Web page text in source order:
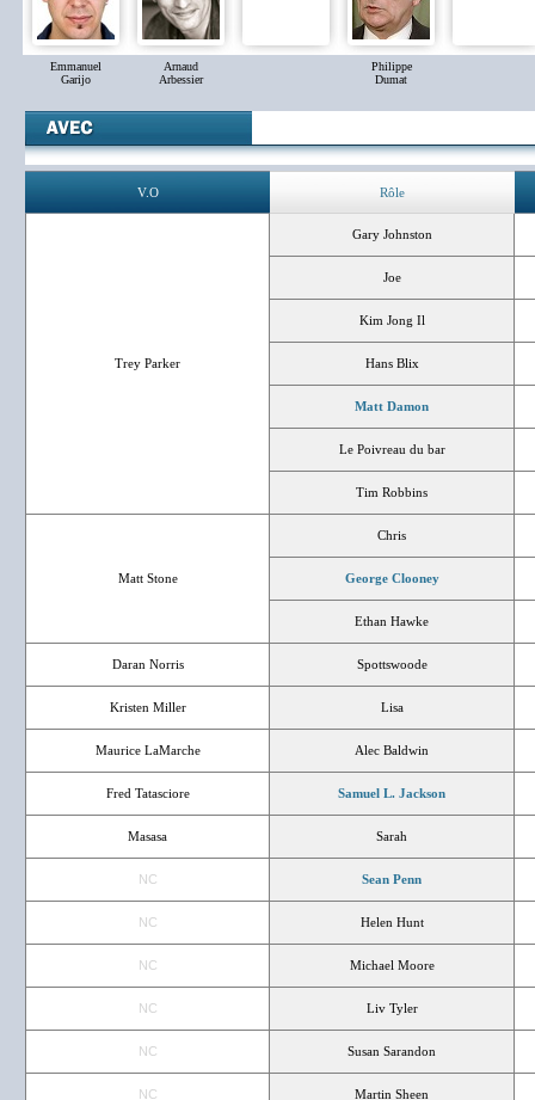
Emmanuel
Garijo
Arnaud
Arbessier
Philippe
Dumat
V.O Rôle
Trey Parker
Gary Johnston
Joe
Kim Jong Il
Hans Blix
Matt Damon
Le Poivreau du bar
Tim Robbins
Matt Stone
Chris
George Clooney
Ethan Hawke
Daran Norris Spottswoode
Kristen Miller Lisa
Maurice LaMarche Alec Baldwin
Fred Tatasciore Samuel L. Jackson
Masasa Sarah
NC Sean Penn
NC Helen Hunt
NC Michael Moore
NC Liv Tyler
NC Susan Sarandon
NC Martin Sheen